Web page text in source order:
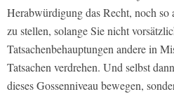
Herabwürdigung das Recht, noch so
zu stellen, solange Sie nicht
Tatsachenbehauptungen andere in
Tatsachen verdrehen. Und selbst
dieses Gossenniveau bewegen,